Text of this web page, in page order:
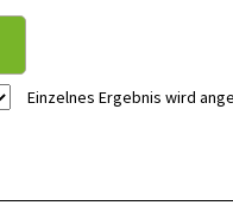
Einzelnes Ergebnis wird